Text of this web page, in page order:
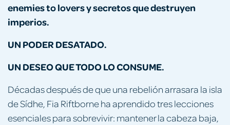
enemiestolovers y secretos que destruyen
imperios.
UN PODER DESATADO.
UN DESEO QUE TODO LO CONSUME.
Décadas después de que una rebelión arrasara la isla
de Sídhe, Fia Riftborne ha aprendido tres lecciones
esenciales para sobrevivir: mantener la cabeza baja,